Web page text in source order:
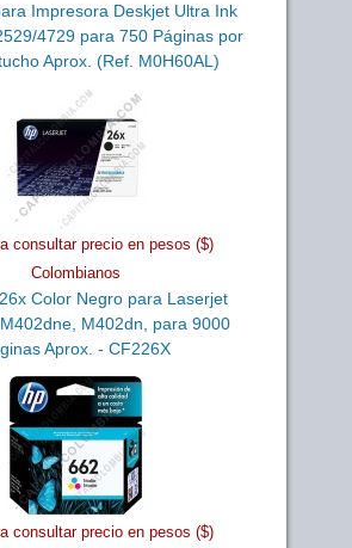
Impresora Deskjet Ultra Ink
4729 para 750 Páginas por
Aprox. (Ref. M0H60AL)
consultar precio en pesos ($)
Colombianos
Color Negro para Laserjet
M402dn, para 9000
Aprox. - CF226X
consultar precio en pesos ($)